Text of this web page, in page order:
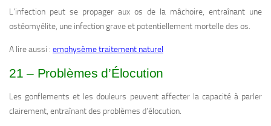
L’infection peut se propager aux os de la mâchoire, entraînant une
ostéomyélite, une infection grave et potentiellement mortelle des os.
A lire aussi : emphysème traitement naturel
21 – Problèmes d’Élocution
Les gonflements et les douleurs peuvent affecter la capacité à parler
clairement, entraînant des problèmes d’élocution.